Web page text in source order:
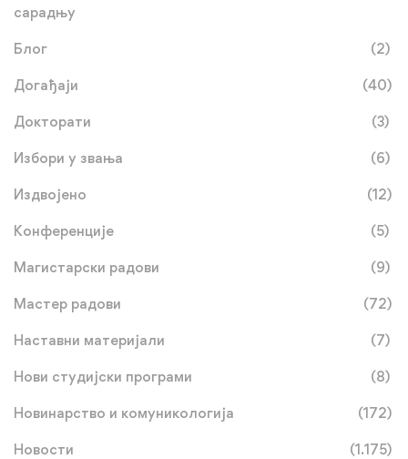
сарадњу
Блог (2)
Догађаји (40)
Докторати (3)
Избори у звања (6)
Издвојено (12)
Конференције (5)
Магистарски радови (9)
Мастер радови (72)
Наставни материјали (7)
Нови студијски програми (8)
Новинарство и комуникологија (172)
Новости (1.175)